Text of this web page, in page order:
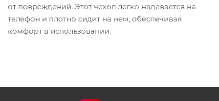
от повреждений. Этот чехол легко надевается на
телефон и плотно сидит на нем, обеспечивая
комфорт в использовании.